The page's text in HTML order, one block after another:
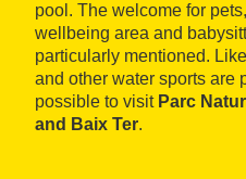
pool. The welcome for
wellbeing area and
particularly mentioned.
and other water sports are
possible to visit Parc
and Baix Ter.